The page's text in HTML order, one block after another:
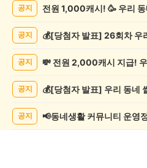
리/
목
공지 전원 1,000캐시! 🥳 우리
공지
공지
공지
공지 📢동네생활 커뮤니티 운영